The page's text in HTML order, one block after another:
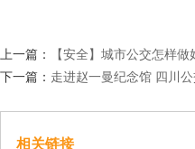
上一篇：
【安全】城市公交怎样
下一篇： 走进赵一曼纪念馆 四川
相关链接